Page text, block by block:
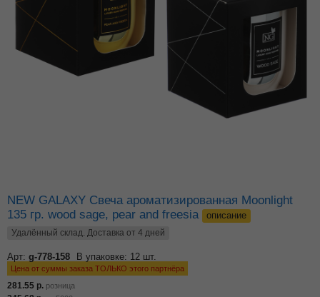
NEW GALAXY Свеча ароматизированная Moonlight
135 гр. wood sage, pear and freesia
описание
Удалённый склад. Доставка от 4 дней
Арт: g-778-158 В упаковке: 12 шт.
Цена от суммы заказа ТОЛЬКО этого партнёра
281.55 р. розница